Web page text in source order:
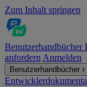
Zum Inhalt springen
Benutzerhandbücher
anfordern Anmelden
Benutzerhandbücher